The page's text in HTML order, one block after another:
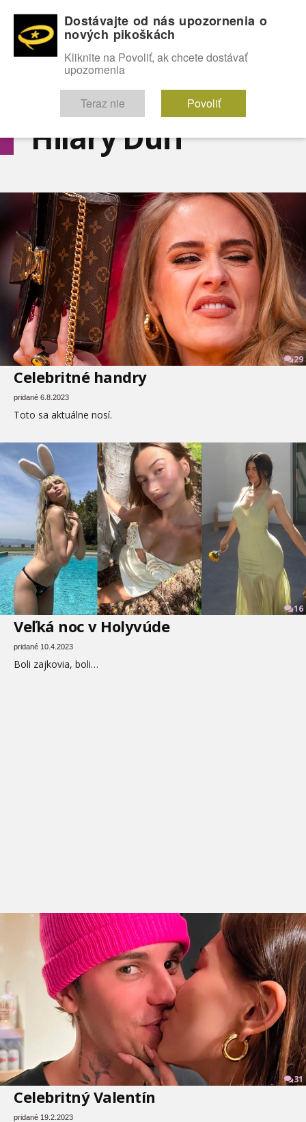
OMG! SEXICE
Hilary Duff
29
Celebritné handry
pridané 6.8.2023
Toto sa aktuálne nosí.
16
Veľká noc v Holyvúde
pridané 10.4.2023
Boli zajkovia, boli…
31
Celebritný Valentín
pridané 19.2.2023
Dostávajte od nás upozornenia o
nových pikoškách
Kliknite na Povoliť, ak chcete dostávať
upozornenia
Teraz nie Povoliť